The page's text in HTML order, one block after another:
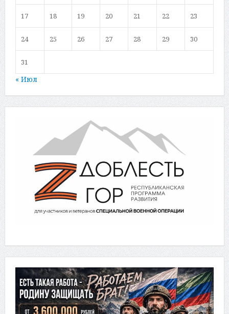
17 18 19 20 21 22 23
24 25 26 27 28 29 30
31
« Июл